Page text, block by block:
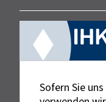
Sofern Sie